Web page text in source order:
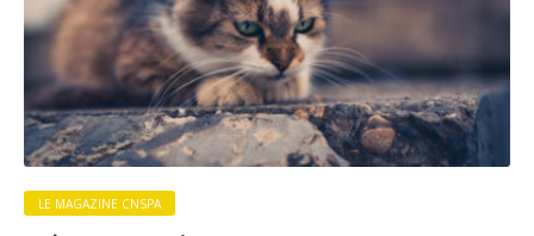
LE MAGAZINE CNSPA